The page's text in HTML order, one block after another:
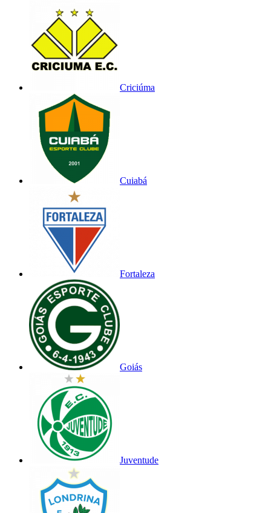
Criciúma
Cuiabá
Fortaleza
Goiás
Juventude